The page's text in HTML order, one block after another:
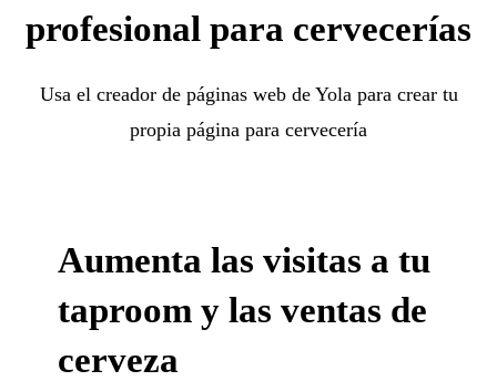
profesional para cervecerías
Usa el creador de páginas web de Yola para crear tu
propia página para cervecería
Aumenta las visitas a tu
taproom y las ventas de
cerveza